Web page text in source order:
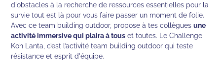
d'obstacles à la recherche de ressources essentielles pour la
survie tout est là pour vous faire passer un moment de folie.
Avec ce team building outdoor, propose à tes collèguesune
activité immersive qui plaira à tous et toutes. Le Challenge
Koh Lanta, c’est l’activité team building outdoor qui teste
résistance et esprit d'équipe.